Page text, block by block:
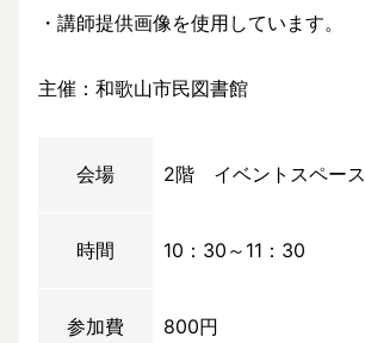
・講師提供画像を使用しています。
主催：和歌山市民図書館
会場 2階 イベントスペース
時間 10：30～11：30
参加費 800円